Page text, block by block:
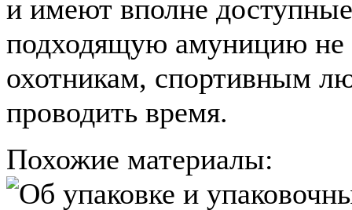
и имеют вполне
подходящую амуницию не
охотникам, спортивным
проводить время.
Похожие материалы: